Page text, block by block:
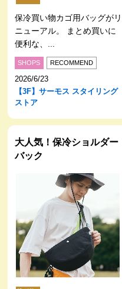
保冷買い物カゴ用バッグがリ
ニューアル。 まとめ買いに
便利な、...
SHOPS RECOMMEND
2026/6/23
【3F】サーモス スタイリング
ストア
大人気！保冷ショルダー
バック